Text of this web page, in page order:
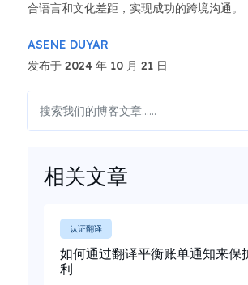
合语言和文化差距，实现成功的跨境沟通。
ASENE DUYAR
发布于 2024 年 10 月 21 日
相关文章
认证翻译
如何通过翻译平衡账单通知来保
利